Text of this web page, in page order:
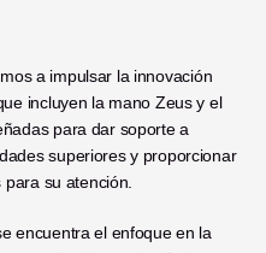
a impulsar la innovación
incluyen la mano Zeus y el
para dar soporte a
superiores y proporcionar
su atención.
encuentra el enfoque en la